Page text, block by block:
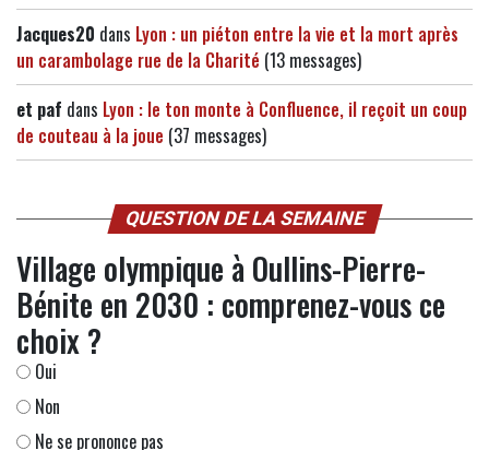
Jacques20 dans Lyon : un piéton entre la vie et la mort après
un carambolage rue de la Charité (13 messages)
et paf dans Lyon : le ton monte à Confluence, il reçoit un coup
de couteau à la joue (37 messages)
QUESTION DE LA SEMAINE
Village olympique à Oullins-Pierre-
Bénite en 2030 : comprenez-vous ce
choix ?
Oui
Non
Ne se prononce pas